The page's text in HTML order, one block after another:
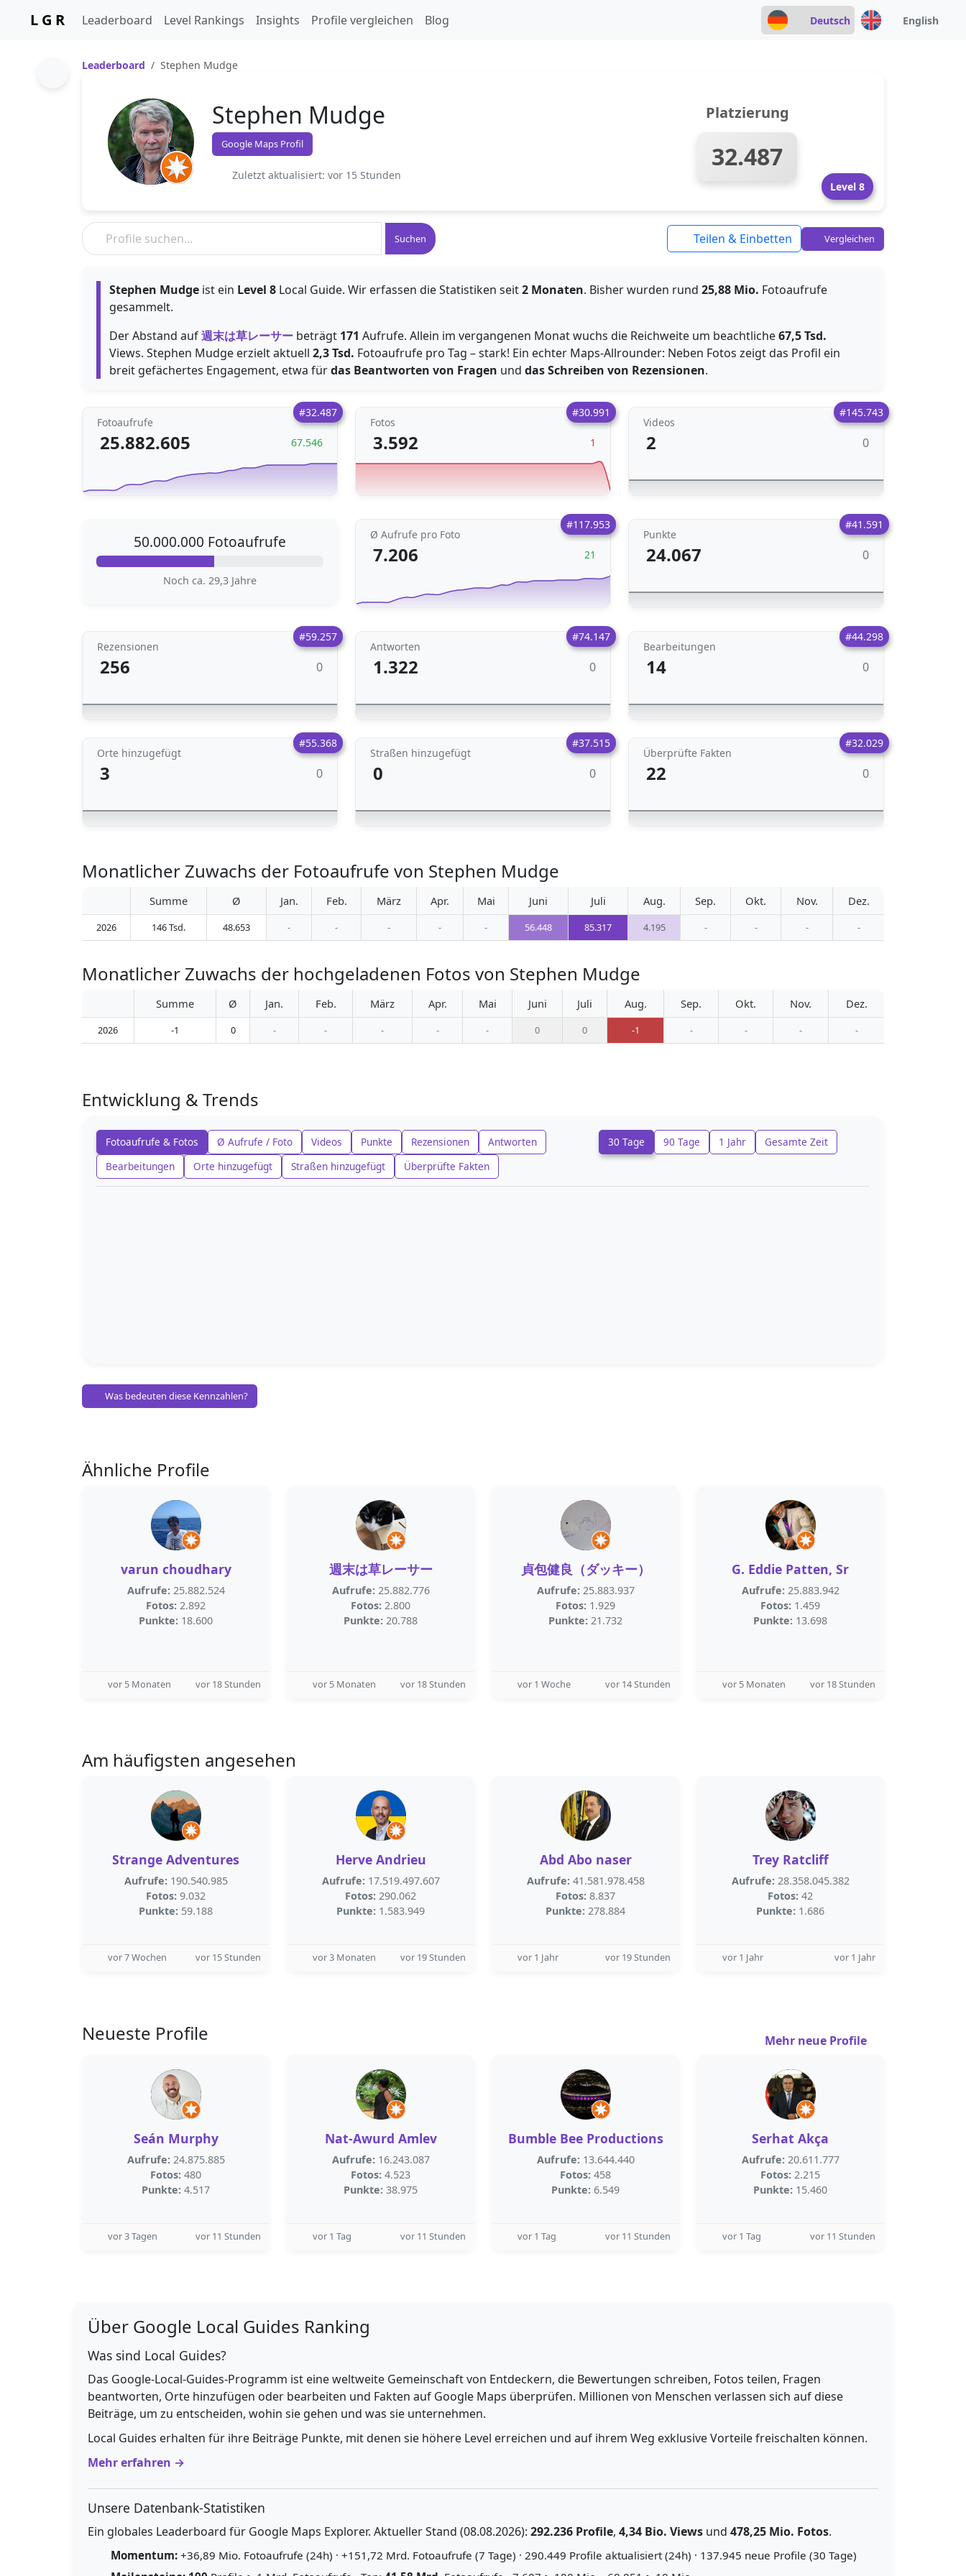
L G R Leaderboard Level Rankings Insights Profile vergleichen Blog Deutsch English
Leaderboard Stephen Mudge
Stephen Mudge
Google Maps Profil
Zuletzt aktualisiert: vor 15 Stunden
Platzierung
32.487
Level 8
Suchen Teilen & Einbetten Vergleichen
Stephen Mudge ist ein Level 8 Local Guide. Wir erfassen die Statistiken seit2 Monaten. Bisher wurden rund 25,88 Mio. Fotoaufrufe
gesammelt.
Der Abstand auf週末は草レーサー beträgt 171 Aufrufe. Allein im vergangenen Monat wuchs die Reichweite um beachtliche67,5 Tsd.
Views. Stephen Mudge erzielt aktuell 2,3 Tsd. Fotoaufrufe pro Tag – stark! Ein echter Maps-Allrounder: Neben Fotos zeigt das Profil ein
breit gefächertes Engagement, etwa fürdas Beantworten von Fragen und das Schreiben von Rezensionen.
#32.487
Fotoaufrufe
25.882.605 67.546
#30.991
Fotos
3.592 1
#145.743
Videos
2 0
50.000.000 Fotoaufrufe
Noch ca. 29,3 Jahre
#117.953
Ø Aufrufe pro Foto
7.206 21
#41.591
Punkte
24.067 0
#59.257
Rezensionen
256 0
#74.147
Antworten
1.322 0
#44.298
Bearbeitungen
14 0
#55.368
Orte hinzugefügt
3 0
#37.515
Straßen hinzugefügt
0 0
#32.029
Überprüfte Fakten
22 0
Monatlicher Zuwachs der Fotoaufrufe von Stephen Mudge
Summe Ø Jan. Feb. März Apr. Mai Juni Juli Aug. Sep. Okt. Nov. Dez.
2026 146 Tsd. 48.653 - - - - - 56.448 85.317 4.195 - - - -
Monatlicher Zuwachs der hochgeladenen Fotos von Stephen Mudge
Summe Ø Jan. Feb. März Apr. Mai Juni Juli Aug. Sep. Okt. Nov. Dez.
2026 -1 0 - - - - - 0 0 -1 - - - -
Entwicklung & Trends
Fotoaufrufe & Fotos Ø Aufrufe / Foto Videos Punkte Rezensionen
Antworten
Bearbeitungen
Orte hinzugefügt Straßen hinzugefügt Überprüfte Fakten
30 Tage 90 Tage 1 Jahr Gesamte Zeit
Was bedeuten diese Kennzahlen?
Ähnliche Profile
varun choudhary
Aufrufe: 25.882.524
Fotos: 2.892
Punkte: 18.600
vor 5 Monaten vor 18 Stunden
週末は草レーサー
Aufrufe: 25.882.776
Fotos: 2.800
Punkte: 20.788
vor 5 Monaten vor 18 Stunden
貞包健良（ダッキー）
Aufrufe: 25.883.937
Fotos: 1.929
Punkte: 21.732
vor 1 Woche vor 14 Stunden
G. Eddie Patten, Sr
Aufrufe: 25.883.942
Fotos: 1.459
Punkte: 13.698
vor 5 Monaten vor 18 Stunden
Am häufigsten angesehen
Strange Adventures
Aufrufe: 190.540.985
Fotos: 9.032
Punkte: 59.188
vor 7 Wochen vor 15 Stunden
Herve Andrieu
Aufrufe: 17.519.497.607
Fotos: 290.062
Punkte: 1.583.949
vor 3 Monaten vor 19 Stunden
Abd Abo naser
Aufrufe: 41.581.978.458
Fotos: 8.837
Punkte: 278.884
vor 1 Jahr vor 19 Stunden
Trey Ratcliff
Aufrufe: 28.358.045.382
Fotos: 42
Punkte: 1.686
vor 1 Jahr vor 1 Jahr
Neueste Profile Mehr neue Profile
Seán Murphy
Aufrufe: 24.875.885
Fotos: 480
Punkte: 4.517
vor 3 Tagen vor 11 Stunden
Nat-Awurd Amlev
Aufrufe: 16.243.087
Fotos: 4.523
Punkte: 38.975
vor 1 Tag vor 11 Stunden
Bumble Bee Productions
Aufrufe: 13.644.440
Fotos: 458
Punkte: 6.549
vor 1 Tag vor 11 Stunden
Serhat Akça
Aufrufe: 20.611.777
Fotos: 2.215
Punkte: 15.460
vor 1 Tag vor 11 Stunden
Über Google Local Guides Ranking
Was sind Local Guides?
Das Google-Local-Guides-Programm ist eine weltweite Gemeinschaft von Entdeckern, die Bewertungen schreiben, Fotos teilen, Fragen
beantworten, Orte hinzufügen oder bearbeiten und Fakten auf Google Maps überprüfen. Millionen von Menschen verlassen sich auf diese
Beiträge, um zu entscheiden, wohin sie gehen und was sie unternehmen.
Local Guides erhalten für ihre Beiträge Punkte, mit denen sie höhere Level erreichen und auf ihrem Weg exklusive Vorteile freischalten können.
Mehr erfahren →
Unsere Datenbank-Statistiken
Ein globales Leaderboard für Google Maps Explorer. Aktueller Stand (08.08.2026): 292.236 Profile, 4,34 Bio. Views und 478,25 Mio. Fotos.
Momentum: +36,89 Mio. Fotoaufrufe (24h) · +151,72 Mrd. Fotoaufrufe (7 Tage) · 290.449 Profile aktualisiert (24h) · 137.945 neue Profile (30 Tage)